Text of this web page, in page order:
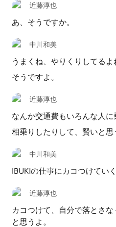
近藤淳也
あ、そうですか。
中川和美
うまくね、やりくりしてるよ
そうですよ。
近藤淳也
なんか交通費もいろんな人に
相乗りしたりして、賢いと思
中川和美
IBUKIの仕事にカコつけていく
近藤淳也
カコつけて、自分で落とさ
と思うよ。